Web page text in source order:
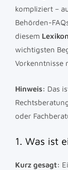
kompliziert –
Behörden-
diesem
wichtigsten
Vorkenntnisse
Hinweis: Das
oder
1. Was ist
Kurz gesagt: